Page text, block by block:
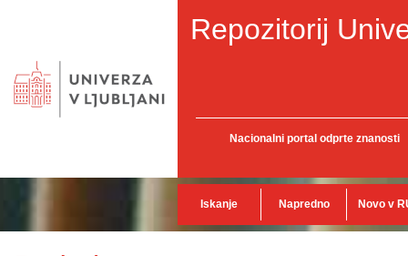
Repozitorij
Nacionalni portal odprte znanosti
Iskanje Napredno Novo v